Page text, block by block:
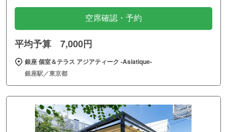
空席確認・予約
平均予算 7,000円
銀座 個室＆テラス アジアティーク ‐Asiatique‐
銀座駅／東京都